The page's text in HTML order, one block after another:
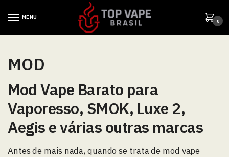
MENU
0
MOD
Mod Vape Barato para
Vaporesso, SMOK, Luxe 2,
Aegis e várias outras marcas
Antes de mais nada, quando se trata de mod vape